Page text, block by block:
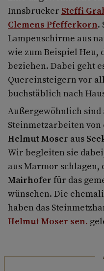
Innsbrucker Steffi
Clemens Pfefferkorn.
Lampenschirme aus
wie zum Beispiel Heu,
beziehen. Dabei geht
Quereinsteigern vor
buchstäblich nach
Außergewöhnlich sind
Steinmetzarbeiten
Helmut Moser aus
Wir begleiten sie
aus Marmor schlagen,
Mairhofer für das
wünschen. Die
haben das
Helmut Moser sen.